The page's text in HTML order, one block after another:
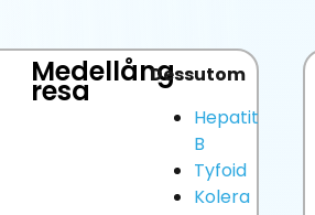
Medellång
resa
Dessutom
Hepatit
B
Tyfoid
Kolera